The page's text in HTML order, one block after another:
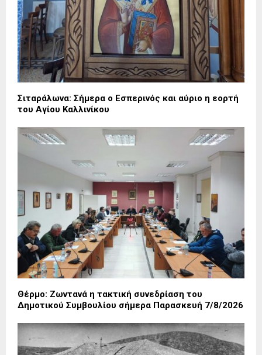
Σιταράλωνα: Σήμερα ο Εσπερινός και αύριο η εορτή
του Αγίου Καλλινίκου
Θέρμο: Ζωντανά η τακτική συνεδρίαση του
Δημοτικού Συμβουλίου σήμερα Παρασκευή 7/8/2026